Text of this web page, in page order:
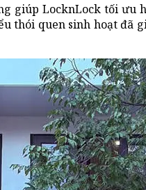
giúp LocknLock tối ưu
thói quen sinh hoạt đã